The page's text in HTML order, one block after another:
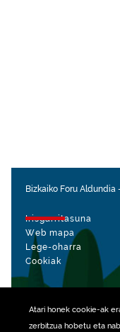
Atari honek cookie-ak
zerbitzua hobetu eta
Bizkaiko Foru Aldundia
Irisgarritasuna
Web mapa
Lege-oharra
Cookiak